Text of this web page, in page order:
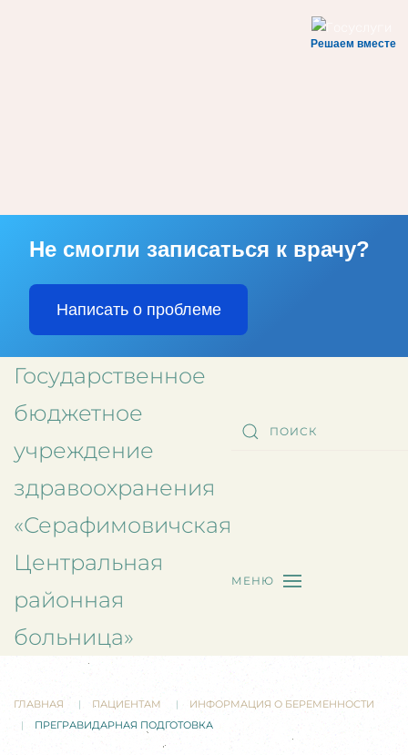
Решаем вместе
Не смогли записаться к врачу?
Написать о проблеме
Государственное
бюджетное
учреждение
здравоохранения
«Серафимовичская
Центральная
районная
больница»
МЕНЮ
ГЛАВНАЯ ПАЦИЕНТАМ
ИНФОРМАЦИЯ О БЕРЕМЕННОСТИ
ПРЕГРАВИДАРНАЯ ПОДГОТОВКА